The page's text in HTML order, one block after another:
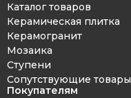
Каталог товаров
Керамическая плитка
Керамогранит
Мозаика
Ступени
Сопутствующие товары
Покупателям